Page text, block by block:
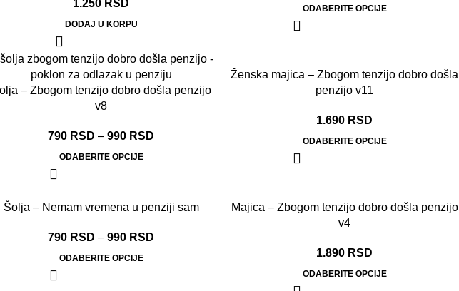
1.250 RSD
DODAJ U KORPU
ODABERITE OPCIJE
– Zbogom tenzijo dobro došla penzijo
v8
790 RSD – 990 RSD
ODABERITE OPCIJE
Ženska majica – Zbogom tenzijo dobro došla
penzijo v11
1.690 RSD
ODABERITE OPCIJE
Šolja – Nemam vremena u penziji sam
790 RSD – 990 RSD
ODABERITE OPCIJE
Majica – Zbogom tenzijo dobro došla penzijo
v4
1.890 RSD
ODABERITE OPCIJE